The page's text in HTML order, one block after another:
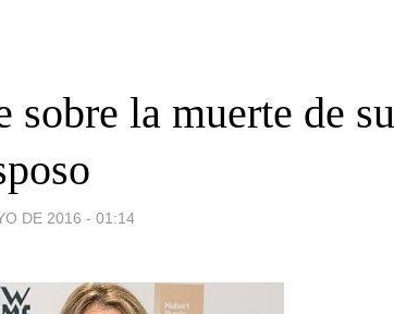
sobre la muerte de su
DE 2016 - 01:14